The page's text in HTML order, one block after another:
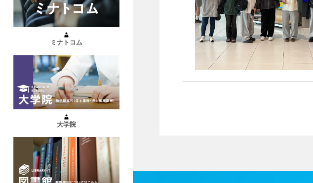
ミナトコム
大学院